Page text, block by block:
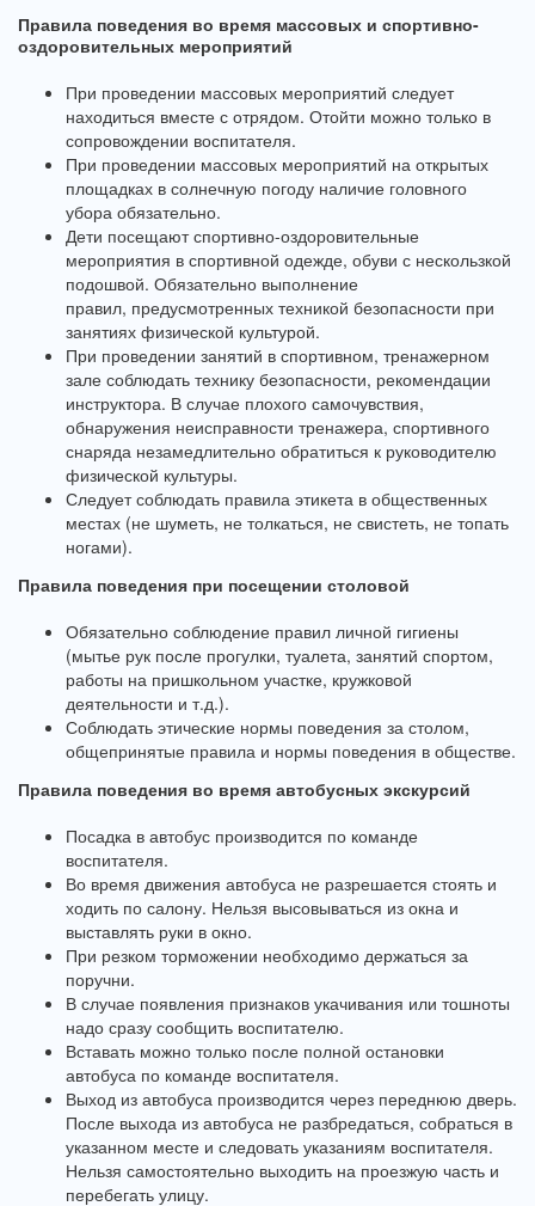
Правила поведения во время массовых и спортивно-
оздоровительных мероприятий
При проведении массовых мероприятий следует
находиться вместе с отрядом. Отойти можно только в
сопровождении воспитателя.
При проведении массовых мероприятий на открытых
площадках в солнечную погоду наличие головного
убора обязательно.
Дети посещают спортивно-оздоровительные
мероприятия в спортивной одежде, обуви с нескользкой
подошвой. Обязательно выполнение
правил, предусмотренных техникой безопасности при
занятиях физической культурой.
При проведении занятий в спортивном, тренажерном
зале соблюдать технику безопасности, рекомендации
инструктора. В случае плохого самочувствия,
обнаружения неисправности тренажера, спортивного
снаряда незамедлительно обратиться к руководителю
физической культуры.
Следует соблюдать правила этикета в общественных
местах (не шуметь, не толкаться, не свистеть, не топать
ногами).
Правила поведения при посещении столовой
Обязательно соблюдение правил личной гигиены
(мытье рук после прогулки, туалета, занятий спортом,
работы на пришкольном участке, кружковой
деятельности и т.д.).
Соблюдать этические нормы поведения за столом,
общепринятые правила и нормы поведения в обществе.
Правила поведения во время автобусных экскурсий
Посадка в автобус производится по команде
воспитателя.
Во время движения автобуса не разрешается стоять и
ходить по салону. Нельзя высовываться из окна и
выставлять руки в окно.
При резком торможении необходимо держаться за
поручни.
В случае появления признаков укачивания или тошноты
надо сразу сообщить воспитателю.
Вставать можно только после полной остановки
автобуса по команде воспитателя.
Выход из автобуса производится через переднюю дверь.
После выхода из автобуса не разбредаться, собраться в
указанном месте и следовать указаниям воспитателя.
Нельзя самостоятельно выходить на проезжую часть и
перебегать улицу.